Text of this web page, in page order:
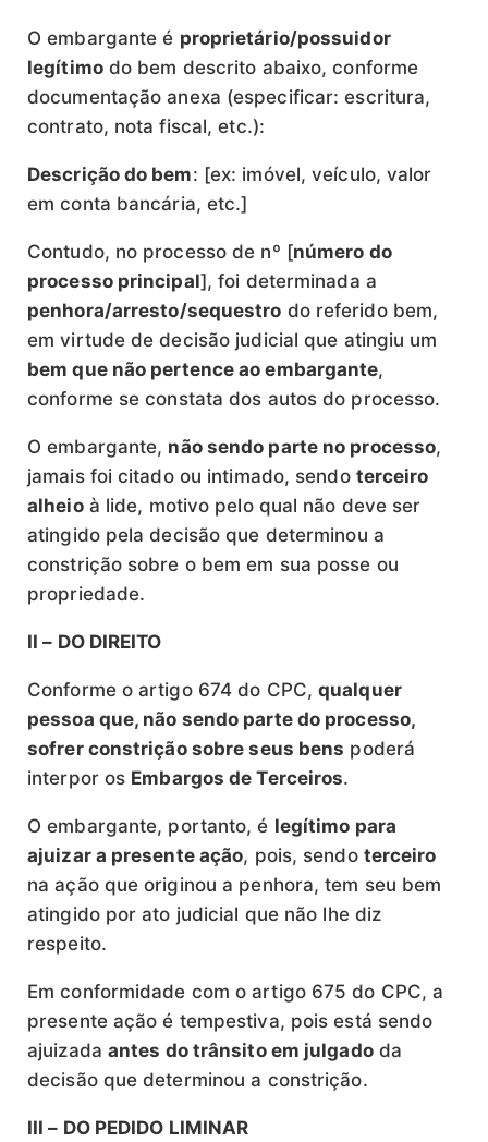
O embargante é proprietário/possuidor
legítimodo bem descrito abaixo, conforme
documentação anexa (especificar: escritura,
contrato, nota fiscal, etc.):
Descrição do bem: [ex: imóvel, veículo, valor
em conta bancária, etc.]
Contudo, no processo de nº [número do
processo principal], foi determinada a
penhora/arresto/sequestro do referido bem,
em virtude de decisão judicial que atingiu um
bem que não pertence ao embargante,
conforme se constata dos autos do processo.
O embargante, não sendo parte no processo,
jamais foi citado ou intimado, sendo terceiro
alheioà lide, motivo pelo qual não deve ser
atingido pela decisão que determinou a
constrição sobre o bem em sua posse ou
propriedade.
II – DO DIREITO
Conforme o artigo 674 do CPC, qualquer
pessoa que, não sendo parte do processo,
sofrer constrição sobre seus bens poderá
interpor os Embargos de Terceiros.
O embargante, portanto, é legítimo para
ajuizar a presente ação, pois, sendo terceiro
na ação que originou a penhora, tem seu bem
atingido por ato judicial que não lhe diz
respeito.
Em conformidade com o artigo 675 do CPC, a
presente ação é tempestiva, pois está sendo
ajuizada antes do trânsito em julgadoda
decisão que determinou a constrição.
III – DO PEDIDO LIMINAR